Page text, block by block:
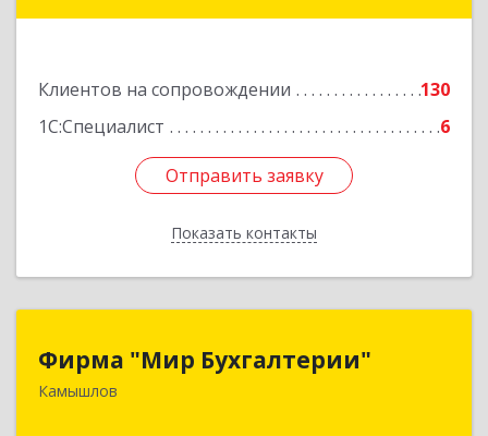
Клиентов на сопровождении
130
1С:Специалист
6
Отправить заявку
Показать контакты
Отправить заявку
Назад
Фирма "Мир Бухгалтерии"
Камышлов624860, Свердловская обл, Камышлов г,